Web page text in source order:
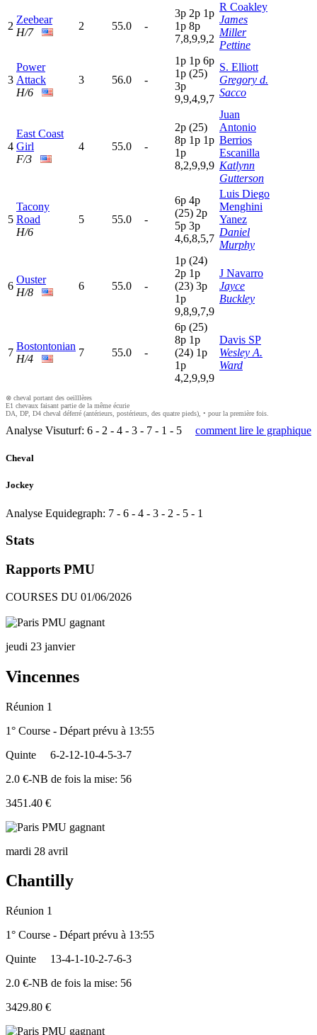
2
Zeebear
H/7
2 55.0 -
3p 2p 1p
1p 8p
7,8,9,9,2
R Coakley
James
Miller
Pettine
3
Power
Attack
H/6
3 56.0 -
1p 1p 6p
1p (25)
3p
9,9,4,9,7
S. Elliott
Gregory d.
Sacco
4
East Coast
Girl
F/3
4 55.0 -
2p (25)
8p 1p 1p
1p
8,2,9,9,9
Juan
Antonio
Berrios
Escanilla
Katlynn
Gutterson
5
Tacony
Road
H/6
5 55.0 -
6p 4p
(25) 2p
5p 3p
4,6,8,5,7
Luis Diego
Menghini
Yanez
Daniel
Murphy
6
Ouster
H/8
6 55.0 -
1p (24)
2p 1p
(23) 3p
1p
9,8,9,7,9
J Navarro
Jayce
Buckley
7
Bostontonian
H/4
7 55.0 -
6p (25)
8p 1p
(24) 1p
1p
4,2,9,9,9
Davis SP
Wesley A.
Ward
⊗ cheval portant des oeilllères
E1 chevaux faisant partie de la même écurie
DA, DP, D4 cheval déferré (antérieurs, postérieurs, des quatre pieds), • pour la première fois.
Analyse Visuturf: 6 - 2 - 4 - 3 - 7 - 1 - 5 comment lire le graphique
Cheval
Jockey
Analyse Equidegraph: 7 - 6 - 4 - 3 - 2 - 5 - 1
Stats
Rapports PMU
COURSES DU 01/06/2026
jeudi 23 janvier
Vincennes
Réunion 1
1° Course - Départ prévu à 13:55
Quinte
6-2-12-10-4-5-3-7
2.0 €-NB de fois la mise: 56
3451.40 €
mardi 28 avril
Chantilly
Réunion 1
1° Course - Départ prévu à 13:55
Quinte
13-4-1-10-2-7-6-3
2.0 €-NB de fois la mise: 56
3429.80 €